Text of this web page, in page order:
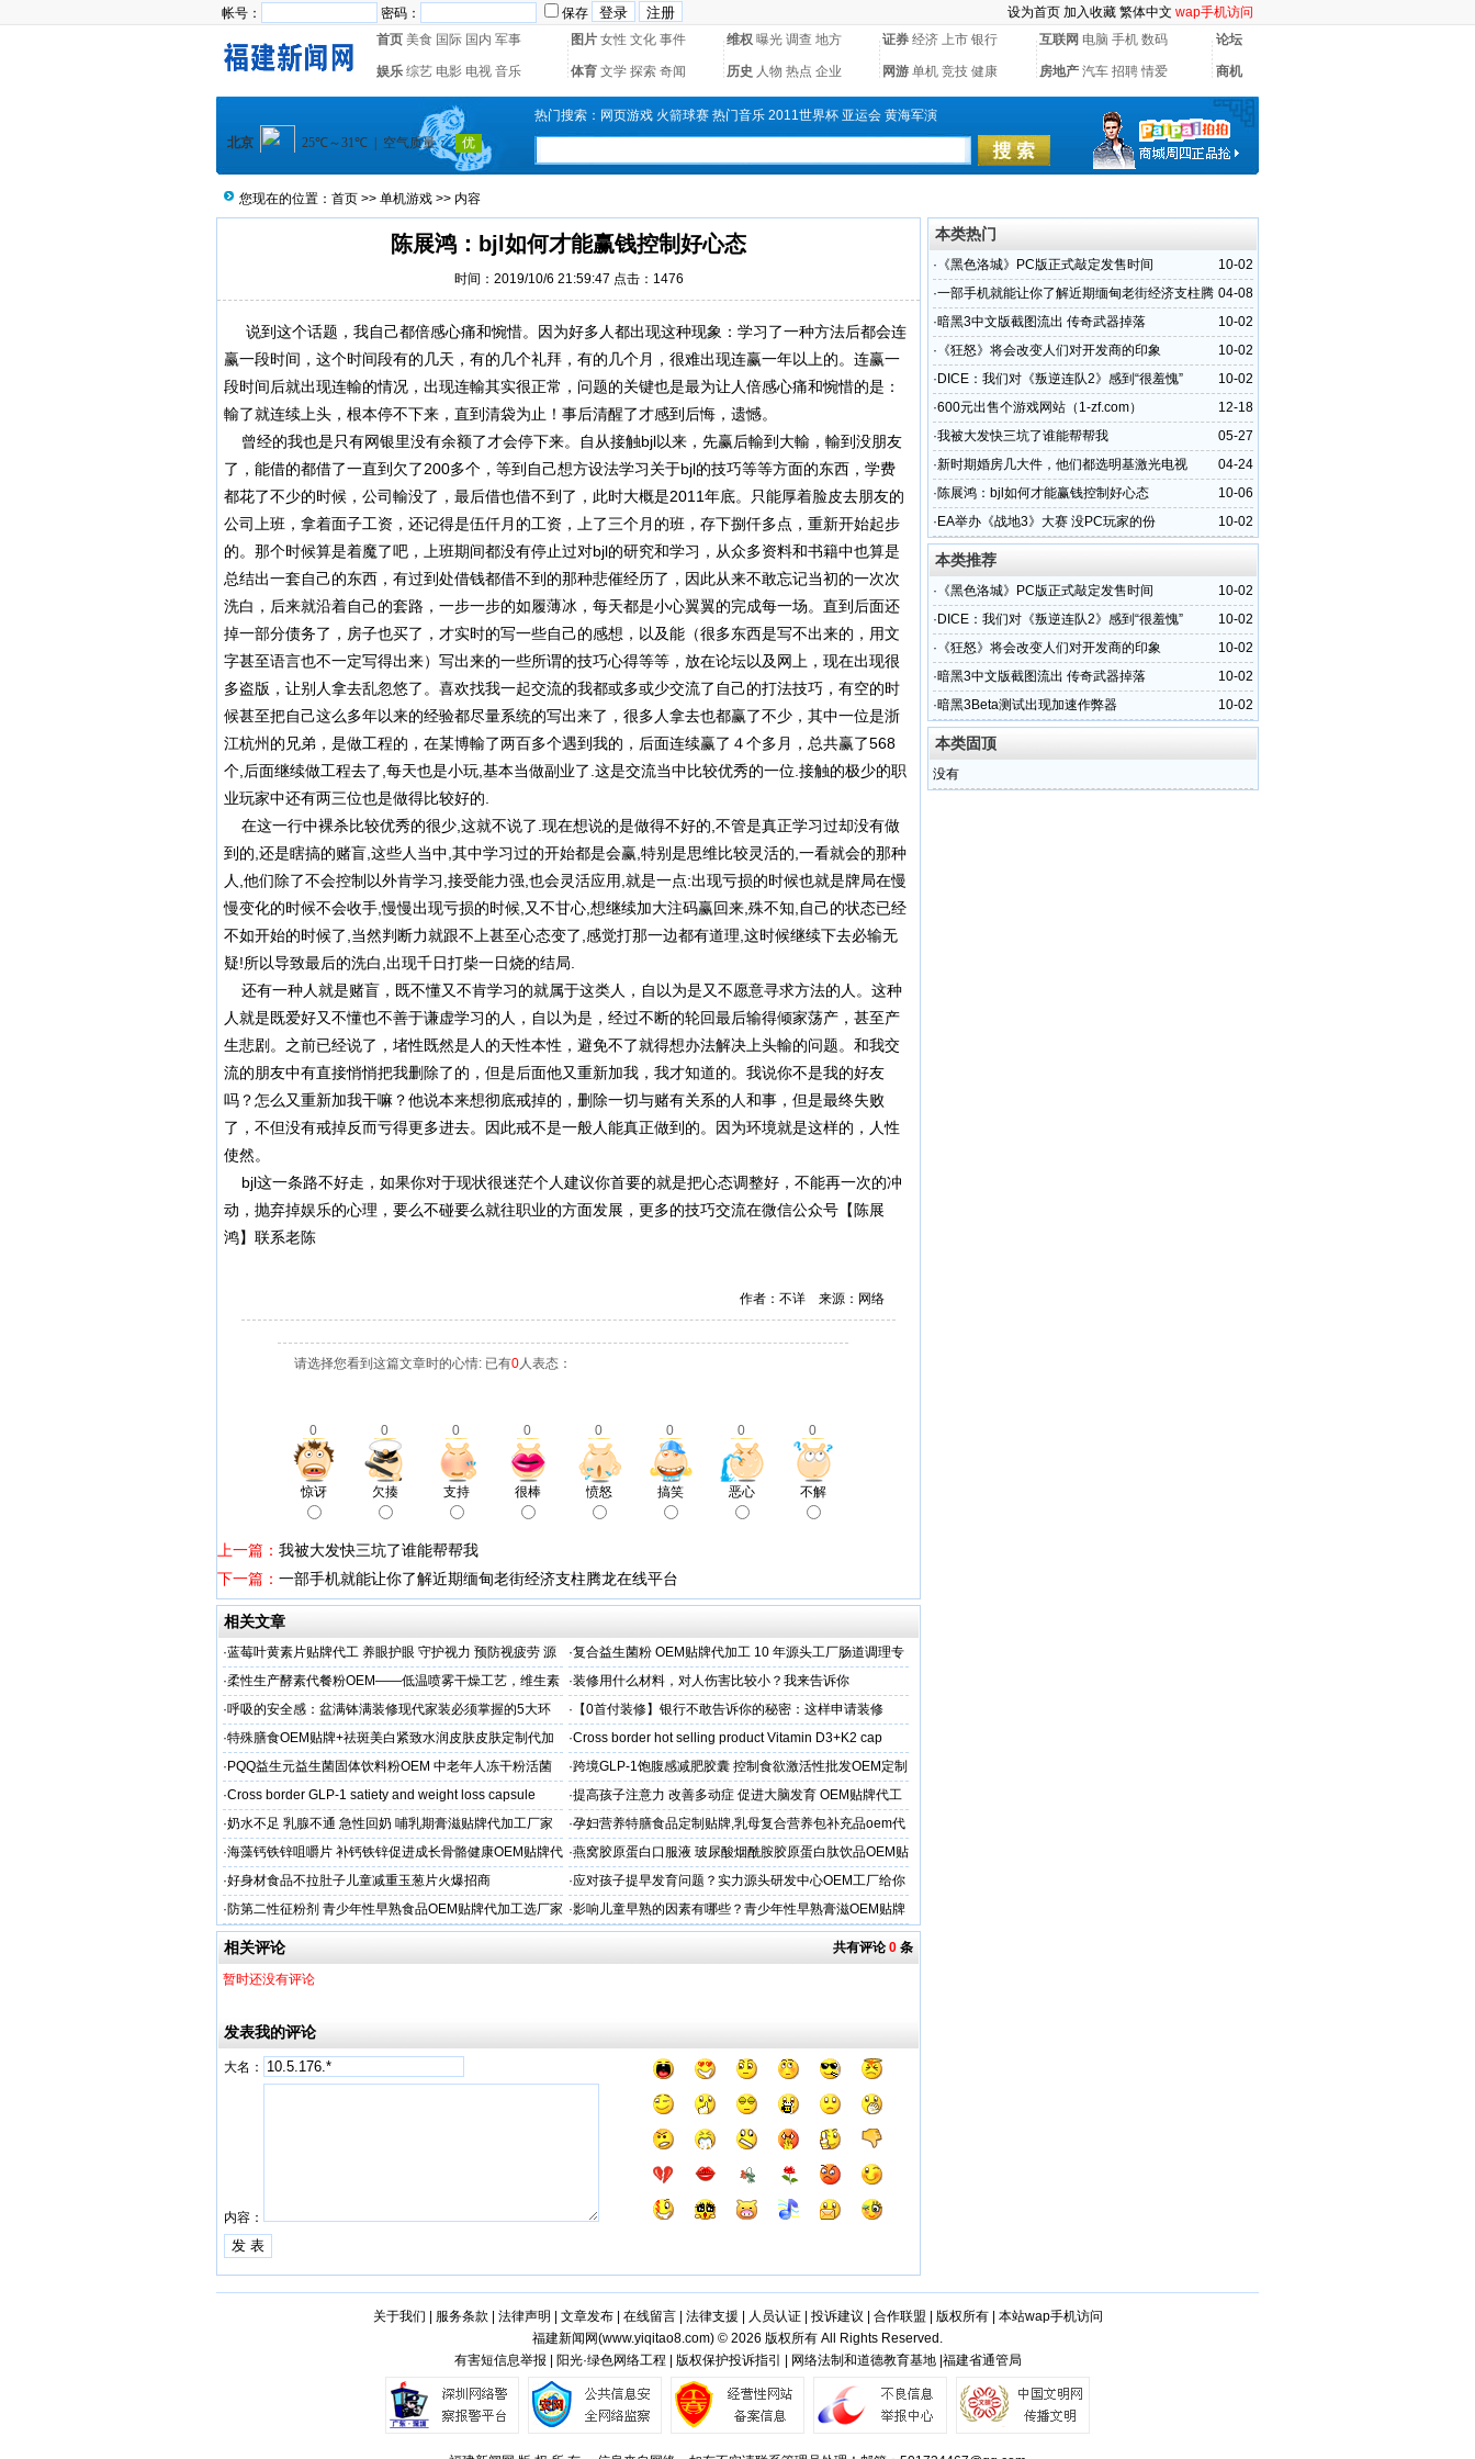
帐号： 密码： 保存 设为首页 加入收藏 繁体中文 wap手机访问
首页 美食 国际 国内 军事 图片 女性 文化 事件 维权 曝光 调查 地方 证券 经济 上市 银行 互联网 电脑 手机 数码 论坛
娱乐 综艺 电影 电视 音乐 体育 文学 探索 奇闻 历史 人物 热点 企业 网游 单机 竞技 健康 房地产 汽车 招聘 情爱 商机
热门搜索： 网页游戏 火箭球赛 热门音乐 2011世界杯 亚运会 黄海军演
您现在的位置： 首页 >> 单机游戏 >> 内容
陈展鸿：bjl如何才能赢钱控制好心态
时间：2019/10/6 21:59:47 点击：1476
说到这个话题，我自己都倍感心痛和惋惜。因为好多人都出现这种现象：学习了一种方法后都会连
赢一段时间，这个时间段有的几天，有的几个礼拜，有的几个月，很难出现连赢一年以上的。连赢一
段时间后就出现连輸的情况，出现连輸其实很正常，问题的关键也是最为让人倍感心痛和惋惜的是：
輸了就连续上头，根本停不下来，直到清袋为止！事后清醒了才感到后悔，遗憾。
曾经的我也是只有网银里没有余额了才会停下来。自从接触bjl以来，先赢后輸到大輸，輸到没朋友
了，能借的都借了一直到欠了200多个，等到自己想方设法学习关于bjl的技巧等等方面的东西，学费
都花了不少的时候，公司輸没了，最后借也借不到了，此时大概是2011年底。只能厚着脸皮去朋友的
公司上班，拿着面子工资，还记得是伍仟月的工资，上了三个月的班，存下捌仟多点，重新开始起步
的。那个时候算是着魔了吧，上班期间都没有停止过对bjl的研究和学习，从众多资料和书籍中也算是
总结出一套自己的东西，有过到处借钱都借不到的那种悲催经历了，因此从来不敢忘记当初的一次次
洗白，后来就沿着自己的套路，一步一步的如履薄冰，每天都是小心翼翼的完成每一场。直到后面还
掉一部分债务了，房子也买了，才实时的写一些自己的感想，以及能（很多东西是写不出来的，用文
字甚至语言也不一定写得出来）写出来的一些所谓的技巧心得等等，放在论坛以及网上，现在出现很
多盗版，让别人拿去乱忽悠了。喜欢找我一起交流的我都或多或少交流了自己的打法技巧，有空的时
候甚至把自己这么多年以来的经验都尽量系统的写出来了，很多人拿去也都赢了不少，其中一位是浙
江杭州的兄弟，是做工程的，在某博輸了两百多个遇到我的，后面连续赢了４个多月，总共赢了568
个,后面继续做工程去了,每天也是小玩,基本当做副业了.这是交流当中比较优秀的一位.接触的极少的职
业玩家中还有两三位也是做得比较好的.
在这一行中裸杀比较优秀的很少,这就不说了.现在想说的是做得不好的,不管是真正学习过却没有做
到的,还是瞎搞的赌盲,这些人当中,其中学习过的开始都是会赢,特别是思维比较灵活的,一看就会的那种
人,他们除了不会控制以外肯学习,接受能力强,也会灵活应用,就是一点:出现亏损的时候也就是牌局在慢
慢变化的时候不会收手,慢慢出现亏损的时候,又不甘心,想继续加大注码赢回来,殊不知,自己的状态已经
不如开始的时候了,当然判断力就跟不上甚至心态变了,感觉打那一边都有道理,这时候继续下去必输无
疑!所以导致最后的洗白,出现千日打柴一日烧的结局.
还有一种人就是赌盲，既不懂又不肯学习的就属于这类人，自以为是又不愿意寻求方法的人。这种
人就是既爱好又不懂也不善于谦虚学习的人，自以为是，经过不断的轮回最后输得倾家荡产，甚至产
生悲剧。之前已经说了，堵性既然是人的天性本性，避免不了就得想办法解决上头輸的问题。和我交
流的朋友中有直接悄悄把我删除了的，但是后面他又重新加我，我才知道的。我说你不是我的好友
吗？怎么又重新加我干嘛？他说本来想彻底戒掉的，删除一切与赌有关系的人和事，但是最终失败
了，不但没有戒掉反而亏得更多进去。因此戒不是一般人能真正做到的。因为环境就是这样的，人性
使然。
bjl这一条路不好走，如果你对于现状很迷茫个人建议你首要的就是把心态调整好，不能再一次的冲
动，抛弃掉娱乐的心理，要么不碰要么就往职业的方面发展，更多的技巧交流在微信公众号【陈展
鸿】联系老陈
作者：不详 来源：网络
请选择您看到这篇文章时的心情: 已有0人表态：
0 0 0 0 0 0 0 0
惊讶 欠揍 支持 很棒 愤怒 搞笑 恶心 不解
上一篇： 我被大发快三坑了谁能帮帮我
下一篇： 一部手机就能让你了解近期缅甸老街经济支柱腾龙在线平台
相关文章
·蓝莓叶黄素片贴牌代工 养眼护眼 守护视力 预防视疲劳 源
头直供
·复合益生菌粉 OEM贴牌代加工 10 年源头工厂肠道调理专
业制造商
·柔性生产酵素代餐粉OEM——低温喷雾干燥工艺，维生素
C保留率≥95%
·装修用什么材料，对人伤害比较小？我来告诉你
·呼吸的安全感：盆满钵满装修现代家装必须掌握的5大环
保准则
· 【0首付装修】银行不敢告诉你的秘密：这样申请装修
贷，月供少还30%！
·特殊膳食OEM贴牌+祛斑美白紧致水润皮肤皮肤定制代加
工厂家
·Cross border hot selling product Vitamin D3+K2 cap
· PQQ益生元益生菌固体饮料粉OEM 中老年人冻干粉活菌
粉贴牌代加工
·跨境GLP-1饱腹感减肥胶囊 控制食欲激活性批发OEM定制
·Cross border GLP-1 satiety and weight loss capsule ·提高孩子注意力 改善多动症 促进大脑发育 OEM贴牌代工
·奶水不足 乳腺不通 急性回奶 哺乳期膏滋贴牌代加工厂家 ·孕妇营养特膳食品定制贴牌,乳母复合营养包补充品oem代
工厂
·海藻钙铁锌咀嚼片 补钙铁锌促进成长骨骼健康OEM贴牌代
加工
·燕窝胶原蛋白口服液 玻尿酸烟酰胺胶原蛋白肽饮品OEM贴
牌
·好身材食品不拉肚子儿童减重玉葱片火爆招商 ·应对孩子提早发育问题？实力源头研发中心OEM工厂给你
答案
·防第二性征粉剂 青少年性早熟食品OEM贴牌代加工选厂家 ·影响儿童早熟的因素有哪些？青少年性早熟膏滋OEM贴牌
代工厂
共有评论0 条
相关评论
暂时还没有评论
发表我的评论
大名：
内容：
本类热门
10-02
· 《黑色洛城》PC版正式敲定发售时间
04-08
·一部手机就能让你了解近期缅甸老街经济支柱腾
龙在线平台
10-02
·暗黑3中文版截图流出 传奇武器掉落
10-02
· 《狂怒》将会改变人们对开发商的印象
10-02
· DICE：我们对《叛逆连队2》感到“很羞愧”
12-18
·600元出售个游戏网站（1-zf.com）
05-27
·我被大发快三坑了谁能帮帮我
04-24
·新时期婚房几大件，他们都选明基激光电视
10-06
·陈展鸿：bjl如何才能赢钱控制好心态
10-02
· EA举办《战地3》大赛 没PC玩家的份
本类推荐
10-02
· 《黑色洛城》PC版正式敲定发售时间
10-02
· DICE：我们对《叛逆连队2》感到“很羞愧”
10-02
· 《狂怒》将会改变人们对开发商的印象
10-02
·暗黑3中文版截图流出 传奇武器掉落
10-02
·暗黑3Beta测试出现加速作弊器
本类固顶
没有
关于我们 服务条款 法律声明 文章发布| 在线留言| 法律支援 人员认证| 投诉建议 合作联盟 版权所有| 本站wap手机访问
福建新闻网(www.yiqitao8.com) © 2026 版权所有 All Rights Reserved.
有害短信息举报 | 阳光·绿色网络工程 | 版权保护投诉指引 | 网络法制和道德教育基地 |福建省通管局